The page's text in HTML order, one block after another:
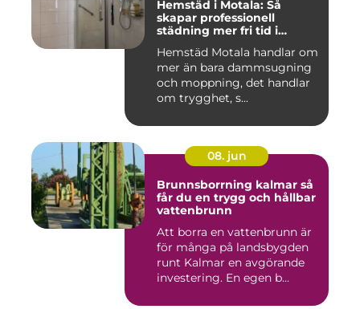
Hemstäd i Motala: Så
skapar professionell
städning mer fri tid i
Hemstäd Motala handlar om
mer än bara dammsugning
och moppning, det handlar
om trygghet, s...
08. jun
Brunnsborrning kalmar så
får du en trygg och hållbar
vattenbrunn
Att borra en vattenbrunn är
för många på landsbygden
runt Kalmar en avgörande
investering. En egen b...